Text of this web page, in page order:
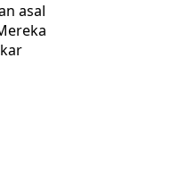
asal